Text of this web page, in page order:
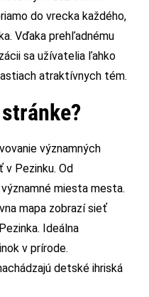
do vrecka každého,
Vďaka prehľadnému
sa užívatelia ľahko
atraktívnych tém.
významných
Pezinku. Od
miesta mesta.
mapa zobrazí sieť
Ideálna
v prírode.
detské ihriská